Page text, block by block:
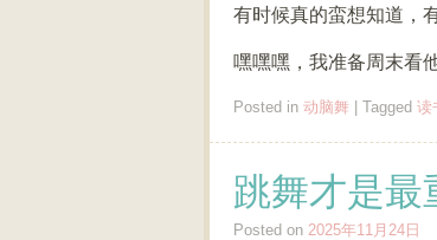
有时候真的蛮想知道，
嘿嘿嘿，我准备周末看
Posted in 动脑舞 Tagged 读
跳舞才是最
Posted on 2025年11月24日